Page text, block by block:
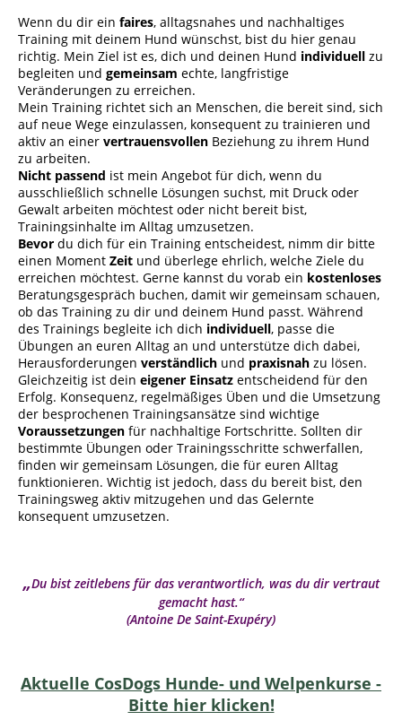
Wenn du dir ein faires, alltagsnahes und nachhaltiges
Training mit deinem Hund wünschst, bist du hier genau
richtig. Mein Ziel ist es, dich und deinen Hund individuell zu
begleiten und gemeinsam echte, langfristige
Veränderungen zu erreichen.
Mein Training richtet sich an Menschen, die bereit sind, sich
auf neue Wege einzulassen, konsequent zu trainieren und
aktiv an einer vertrauensvollen Beziehung zu ihrem Hund
zu arbeiten.
Nicht passend ist mein Angebot für dich, wenn du
ausschließlich schnelle Lösungen suchst, mit Druck oder
Gewalt arbeiten möchtest oder nicht bereit bist,
Trainingsinhalte im Alltag umzusetzen.
Bevor du dich für ein Training entscheidest, nimm dir bitte
einen Moment Zeit und überlege ehrlich, welche Ziele du
erreichen möchtest. Gerne kannst du vorab ein kostenloses
Beratungsgespräch buchen, damit wir gemeinsam schauen,
ob das Training zu dir und deinem Hund passt. Während
des Trainings begleite ich dich individuell, passe die
Übungen an euren Alltag an und unterstütze dich dabei,
Herausforderungen verständlich und praxisnah zu lösen.
Gleichzeitig ist dein eigener Einsatz entscheidend für den
Erfolg. Konsequenz, regelmäßiges Üben und die Umsetzung
der besprochenen Trainingsansätze sind wichtige
Voraussetzungen für nachhaltige Fortschritte. Sollten dir
bestimmte Übungen oder Trainingsschritte schwerfallen,
finden wir gemeinsam Lösungen, die für euren Alltag
funktionieren. Wichtig ist jedoch, dass du bereit bist, den
Trainingsweg aktiv mitzugehen und das Gelernte
konsequent umzusetzen.
„Du bist zeitlebens für das verantwortlich, was du dir vertraut
gemacht hast.“
(Antoine De Saint-Exupéry)
Aktuelle CosDogs Hunde- und Welpenkurse -
Bitte hier klicken!